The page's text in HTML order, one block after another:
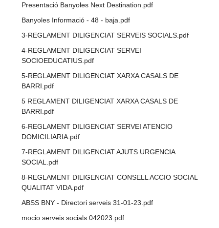
Presentació Banyoles Next Destination.pdf
Banyoles Informació - 48 - baja.pdf
3-REGLAMENT DILIGENCIAT SERVEIS SOCIALS.pdf
4-REGLAMENT DILIGENCIAT SERVEI
SOCIOEDUCATIUS.pdf
5-REGLAMENT DILIGENCIAT XARXA CASALS DE
BARRI.pdf
5 REGLAMENT DILIGENCIAT XARXA CASALS DE
BARRI.pdf
6-REGLAMENT DILIGENCIAT SERVEI ATENCIO
DOMICILIARIA.pdf
7-REGLAMENT DILIGENCIAT AJUTS URGENCIA
SOCIAL.pdf
8-REGLAMENT DILIGENCIAT CONSELL ACCIO SOCIAL
QUALITAT VIDA.pdf
ABSS BNY - Directori serveis 31-01-23.pdf
mocio serveis socials 042023.pdf